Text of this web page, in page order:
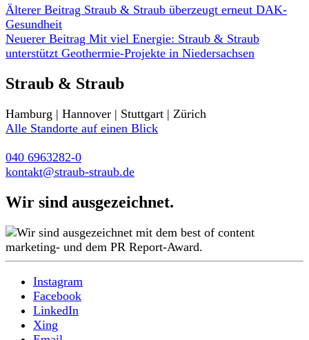
Älterer Beitrag Straub & Straub überzeugt erneut DAK-
Gesundheit
Neuerer Beitrag Mit viel Energie: Straub & Straub
unterstützt Geothermie-Projekte in Niedersachsen
Straub & Straub
Hamburg | Hannover | Stuttgart | Zürich
Alle Standorte auf einen Blick
040 6963282-0
kontakt@straub-straub.de
Wir sind ausgezeichnet.
Instagram
Facebook
LinkedIn
Xing